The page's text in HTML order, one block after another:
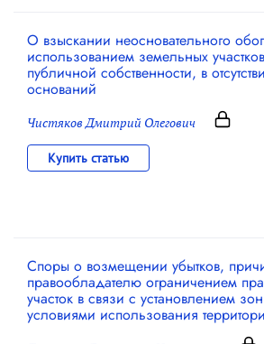
О взыскании неосновательного
использованием земельных
публичной собственности, в
оснований
Чистяков Дмитрий Олегович
Купить статью
Споры о возмещении убытков,
правообладателю ограничением
участок в связи с установлением
условиями использования